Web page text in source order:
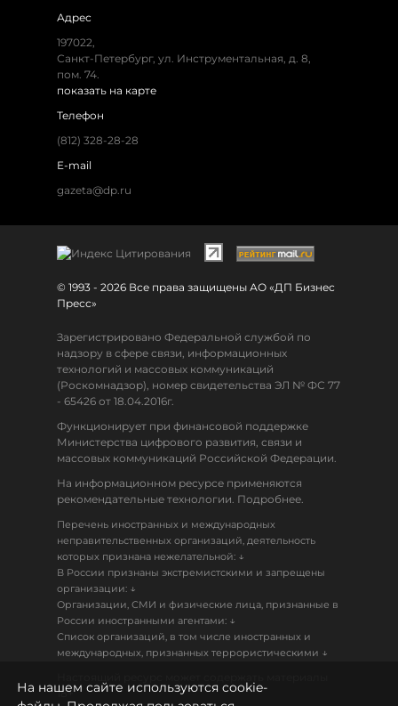
Адрес
197022,
Санкт-Петербург, ул. Инструментальная, д. 8,
пом. 74.
показать на карте
Телефон
(812) 328-28-28
E-mail
gazeta@dp.ru
© 1993 - 2026 Все права защищены АО «ДП Бизнес
Пресс»
Зарегистрировано Федеральной службой по
надзору в сфере связи, информационных
технологий и массовых коммуникаций
(Роскомнадзор), номер свидетельства ЭЛ № ФС 77
- 65426 от 18.04.2016г.
Функционирует при финансовой поддержке
Министерства цифрового развития, связи и
массовых коммуникаций Российской Федерации.
На информационном ресурсе применяются
рекомендательные технологии. Подробнее.
Перечень иностранных и международных
неправительственных организаций, деятельность
которых признана нежелательной: ↓
В России признаны экстремистскими и запрещены
организации: ↓
Организации, СМИ и физические лица, признанные в
России иностранными агентами: ↓
Список организаций, в том числе иностранных и
международных, признанных террористическими ↓
18+
На нашем сайте используются cookie-